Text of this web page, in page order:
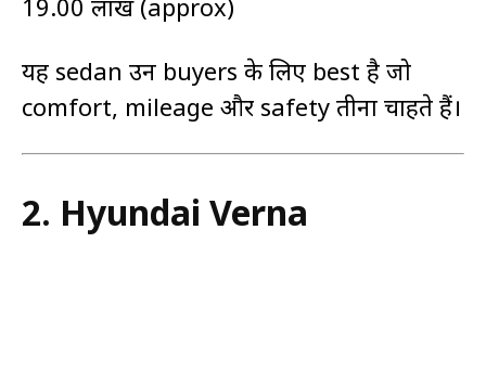
₹19.00 लाख (approx)
यह sedan उन buyers के लिए best है जो
comfort, mileage और safety तीनों चाहते हैं।
2. Hyundai Verna